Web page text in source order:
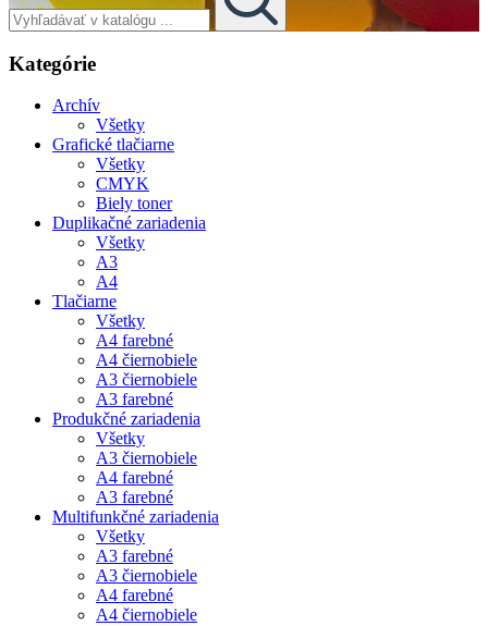
Kategórie
Archív
Všetky
Grafické tlačiarne
Všetky
CMYK
Biely toner
Duplikačné zariadenia
Všetky
A3
A4
Tlačiarne
Všetky
A4 farebné
A4 čiernobiele
A3 čiernobiele
A3 farebné
Produkčné zariadenia
Všetky
A3 čiernobiele
A4 farebné
A3 farebné
Multifunkčné zariadenia
Všetky
A3 farebné
A3 čiernobiele
A4 farebné
A4 čiernobiele